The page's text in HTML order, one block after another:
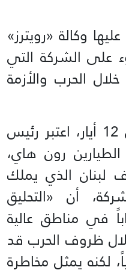
وكالة «رويترز»
على الشركة التي
الحرب والأزمة
وفي رسالة مؤرخة في 12 أيار، اعتبر رئيس
الطيارين رون هاي،
الذي يملك
أن «التحليق
في مناطق عالية
ظروف الحرب قد
لكنه يمثل مخاطرة